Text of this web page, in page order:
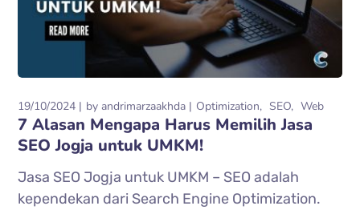
19/10/2024 by andrimarzaakhda Optimization SEO Web
7 Alasan Mengapa Harus Memilih Jasa
SEO Jogja untuk UMKM!
Jasa SEO Jogja untuk UMKM – SEO adalah
kependekan dari Search Engine Optimization.